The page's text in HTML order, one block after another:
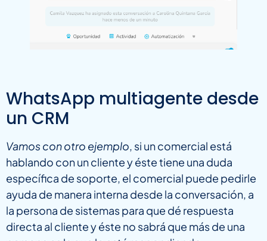
WhatsApp multiagente desde
un CRM
Vamos con otro ejemplo, si un comercial está
hablando con un cliente y éste tiene una duda
específica de soporte, el comercial puede pedirle
ayuda de manera interna desde la conversación, a
la persona de sistemas para que dé respuesta
directa al cliente y éste no sabrá que más de una